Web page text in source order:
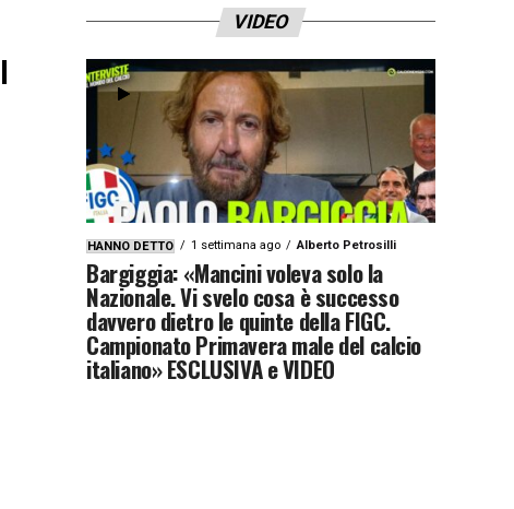
VIDEO
HANNO DETTO 1 settimana ago Alberto Petrosilli
Bargiggia: «Mancini voleva solo la
Nazionale. Vi svelo cosa è successo
davvero dietro le quinte della FIGC.
Campionato Primavera male del calcio
italiano» ESCLUSIVA e VIDEO